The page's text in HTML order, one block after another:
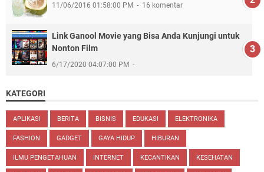
11/06/2016 01:58:00 PM 16 komentar
Link Ganool Movie yang Bisa Anda Kunjungi untuk
Nonton Film
6/17/2020 04:07:00 PM
KATEGORI
APLIKASI BERITA BISNIS EDUKASI ELEKTRONIKA
FASHION GADGET GAYA HIDUP HIBURAN
ILMU PENGETAHUAN INTERNET KECANTIKAN KESEHATAN